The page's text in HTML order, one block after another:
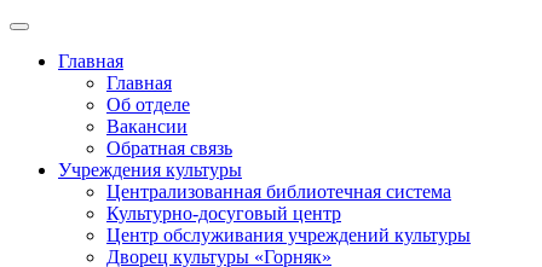
Главная
Главная
Об отделе
Вакансии
Обратная связь
Учреждения культуры
Централизованная библиотечная система
Культурно-досуговый центр
Центр обслуживания учреждений культуры
Дворец культуры «Горняк»